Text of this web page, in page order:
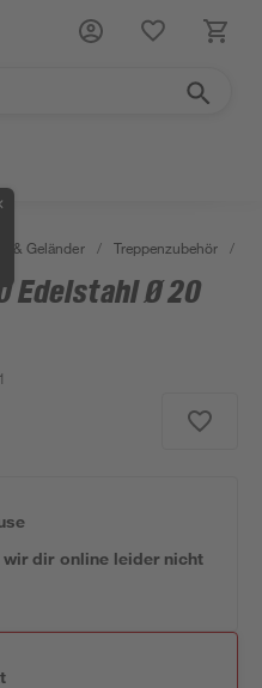
& Geländer / Treppenzubehör /
Edelstahl Ø 20
dir online leider nicht